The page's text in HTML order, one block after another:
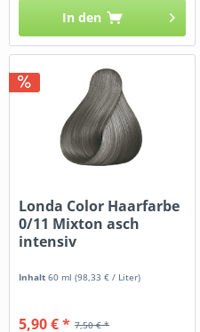
In den
Londa Color Haarfarbe
0/11 Mixton asch
intensiv
Inhalt60 ml(98,33 € / Liter)
7,50 € *
5,90 € *